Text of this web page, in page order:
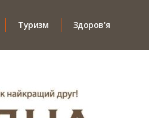
Туризм Здоров'я